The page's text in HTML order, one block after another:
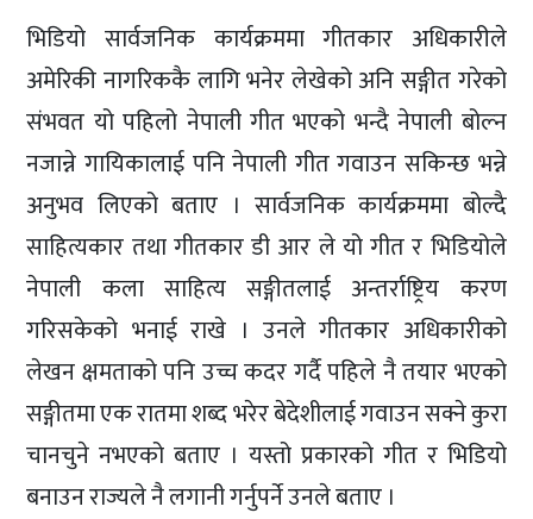
भिडियो सार्वजनिक कार्यक्रममा गीतकार अधिकारीले
अमेरिकी नागरिककै लागि भनेर लेखेको अनि सङ्गीत गरेको
संभवत यो पहिलो नेपाली गीत भएको भन्दै नेपाली बोल्न
नजान्ने गायिकालाई पनि नेपाली गीत गवाउन सकिन्छ भन्ने
अनुभव लिएको बताए । सार्वजनिक कार्यक्रममा बोल्दै
साहित्यकार तथा गीतकार डी आर ले यो गीत र भिडियोले
नेपाली कला साहित्य सङ्गीतलाई अन्तर्राष्ट्रिय करण
गरिसकेको भनाई राखे । उनले गीतकार अधिकारीको
लेखन क्षमताको पनि उच्च कदर गर्दै पहिले नै तयार भएको
सङ्गीतमा एक रातमा शब्द भरेर बेदेशीलाई गवाउन सक्ने कुरा
चानचुने नभएको बताए । यस्तो प्रकारको गीत र भिडियो
बनाउन राज्यले नै लगानी गर्नुपर्ने उनले बताए ।